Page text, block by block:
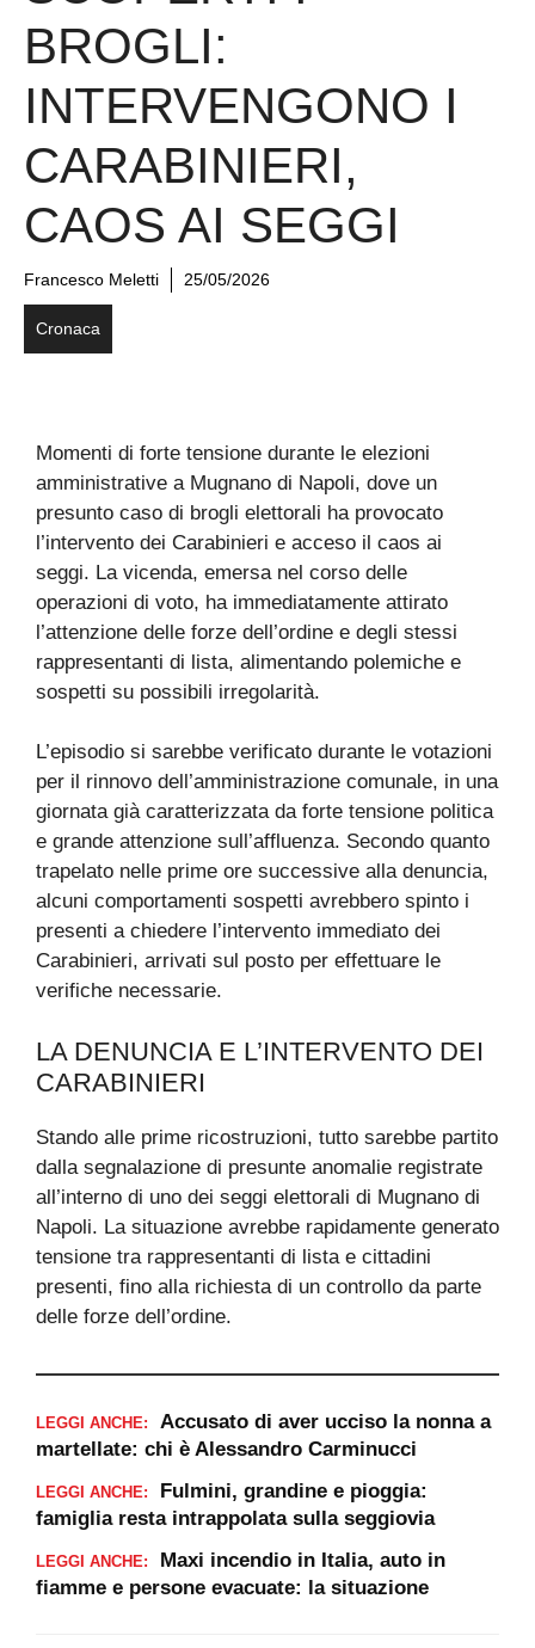
BROGLI:
INTERVENGONO I
CARABINIERI,
CAOS AI SEGGI
Francesco Meletti 25/05/2026
Cronaca
Momenti di forte tensione durante le elezioni
amministrative a Mugnano di Napoli, dove un
presunto caso di brogli elettorali ha provocato
l’intervento dei Carabinieri e acceso il caos ai
seggi. La vicenda, emersa nel corso delle
operazioni di voto, ha immediatamente attirato
l’attenzione delle forze dell’ordine e degli stessi
rappresentanti di lista, alimentando polemiche e
sospetti su possibili irregolarità.
L’episodio si sarebbe verificato durante le votazioni
per il rinnovo dell’amministrazione comunale, in una
giornata già caratterizzata da forte tensione politica
e grande attenzione sull’affluenza. Secondo quanto
trapelato nelle prime ore successive alla denuncia,
alcuni comportamenti sospetti avrebbero spinto i
presenti a chiedere l’intervento immediato dei
Carabinieri, arrivati sul posto per effettuare le
verifiche necessarie.
LA DENUNCIA E L’INTERVENTO DEI
CARABINIERI
Stando alle prime ricostruzioni, tutto sarebbe partito
dalla segnalazione di presunte anomalie registrate
all’interno di uno dei seggi elettorali di Mugnano di
Napoli. La situazione avrebbe rapidamente generato
tensione tra rappresentanti di lista e cittadini
presenti, fino alla richiesta di un controllo da parte
delle forze dell’ordine.
LEGGI ANCHE:
Accusato di aver ucciso la nonna a
martellate: chi è Alessandro Carminucci
LEGGI ANCHE:
Fulmini, grandine e pioggia:
famiglia resta intrappolata sulla seggiovia
LEGGI ANCHE:
Maxi incendio in Italia, auto in
fiamme e persone evacuate: la situazione